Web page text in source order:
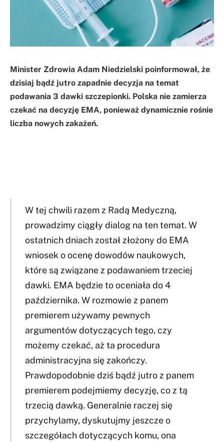
Minister Zdrowia Adam Niedzielski poinformował, że
dzisiaj bądź jutro zapadnie decyzja na temat
podawania 3 dawki szczepionki. Polska nie zamierza
czekać na decyzję EMA, ponieważ dynamicznie rośnie
liczba nowych zakażeń.
W tej chwili razem z Radą Medyczną,
prowadzimy ciągły dialog na ten temat. W
ostatnich dniach został złożony do EMA
wniosek o ocenę dowodów naukowych,
które są związane z podawaniem trzeciej
dawki. EMA będzie to oceniała do 4
października. W rozmowie z panem
premierem używamy pewnych
argumentów dotyczących tego, czy
możemy czekać, aż ta procedura
administracyjna się zakończy.
Prawdopodobnie dziś bądź jutro z panem
premierem podejmiemy decyzję, co z tą
trzecią dawką. Generalnie raczej się
przychylamy, dyskutujmy jeszcze o
szczegółach dotyczących komu, ona